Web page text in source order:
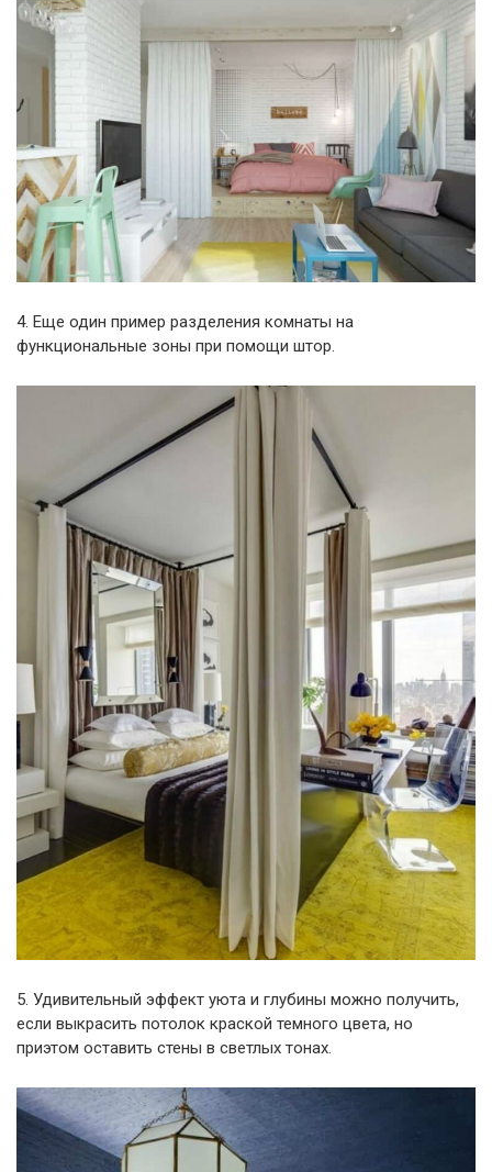
4. Еще один пример разделения комнаты на
функциональные зоны при помощи штор.
5. Удивительный эффект уюта и глубины можно получить,
если выкрасить потолок краской темного цвета, но
приэтом оставить стены в светлых тонах.